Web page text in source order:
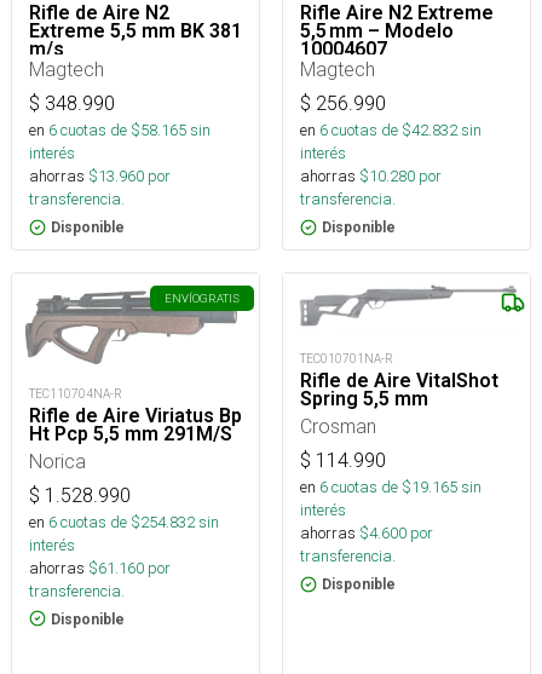
Rifle de Aire N2
Extreme 5,5 mm BK 381
m/s
Magtech
$ 348.990
en 6cuotas de $58.165sin
interés
ahorras $13.960 por
transferencia.
Disponible
Rifle Aire N2 Extreme
5,5 mm – Modelo
10004607
Magtech
$ 256.990
en 6cuotas de $42.832sin
interés
ahorras $10.280 por
transferencia.
Disponible
ENVÍOGRATIS
TEC110704NA-R
Rifle de Aire Viriatus Bp
Ht Pcp 5,5 mm 291M/S
Norica
$ 1.528.990
en 6cuotas de $254.832sin
interés
ahorras $61.160 por
transferencia.
Disponible
TEC010701NA-R
Rifle de Aire VitalShot
Spring 5,5 mm
Crosman
$ 114.990
en 6cuotas de $19.165sin
interés
ahorras $4.600 por
transferencia.
Disponible